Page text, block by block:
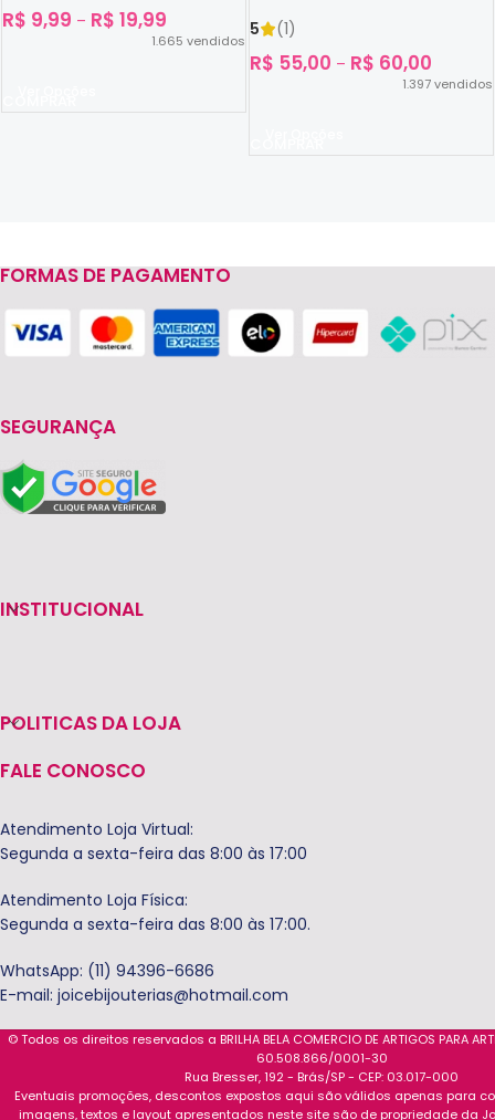
R$ 9,99 – R$ 19,99
1.665 vendidos
5
(1)
R$ 55,00 – R$ 60,00
1.397vendidos
Read more
FORMAS DE PAGAMENTO
SEGURANÇA
INSTITUCIONAL
POLITICAS DA LOJA
FALE CONOSCO
Atendimento Loja Virtual:
Segunda a sexta-feira das 8:00 às 17:00
Atendimento Loja Física:
Segunda a sexta-feira das 8:00 às 17:00.
WhatsApp: (11) 94396-6686
E-mail: joicebijouterias@hotmail.com
© Todos os direitos reservados a BRILHA BELA COMERCIO DE ARTIGOS PARA
60.508.866/0001-30
Rua Bresser, 192 - Brás/SP - CEP: 03.017-000
Eventuais promoções, descontos expostos aqui são válidos apenas para
imagens, textos e layout apresentados neste site são de propriedade da